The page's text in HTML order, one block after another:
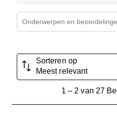
Onderwerpen en
Sorteren op
Meest relevant
1 – 2 van 27